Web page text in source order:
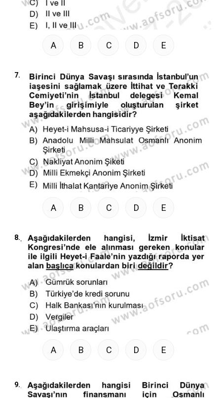
A B C D E
7.
A B C D E
8.
A B C D E
9.